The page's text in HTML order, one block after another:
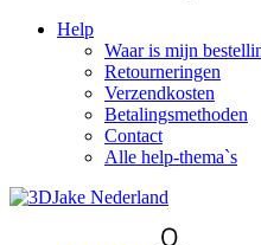
Help
Waar is mijn
Retourneringen
Verzendkosten
Betalingsmethoden
Contact
Alle help-thema`s